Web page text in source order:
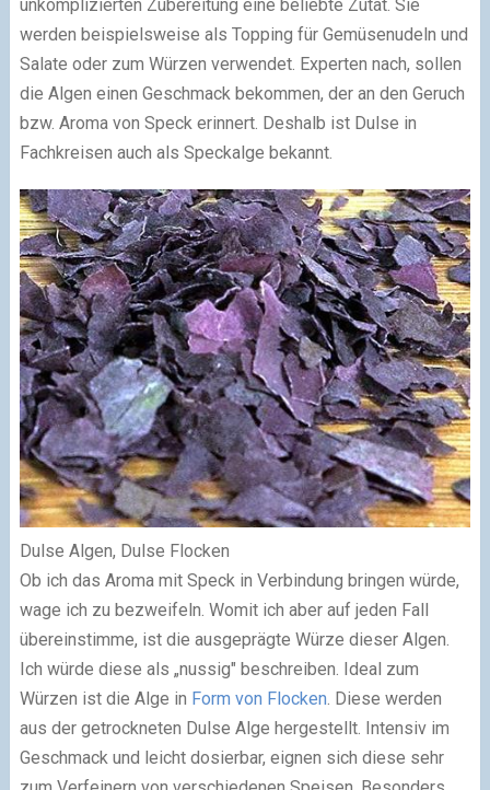
unkomplizierten Zubereitung eine beliebte Zutat. Sie
werden beispielsweise als Topping für Gemüsenudeln und
Salate oder zum Würzen verwendet. Experten nach, sollen
die Algen einen Geschmack bekommen, der an den Geruch
bzw. Aroma von Speck erinnert. Deshalb ist Dulse in
Fachkreisen auch als Speckalge bekannt.
Dulse Algen, Dulse Flocken
Ob ich das Aroma mit Speck in Verbindung bringen würde,
wage ich zu bezweifeln. Womit ich aber auf jeden Fall
übereinstimme, ist die ausgeprägte Würze dieser Algen.
Ich würde diese als „nussig" beschreiben. Ideal zum
Würzen ist die Alge in Form von Flocken. Diese werden
aus der getrockneten Dulse Alge hergestellt. Intensiv im
Geschmack und leicht dosierbar, eignen sich diese sehr